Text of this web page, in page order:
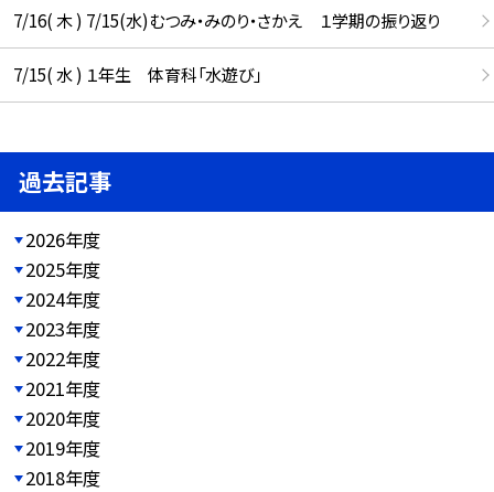
7/16( 木 ) 7/15(水)むつみ・みのり・さかえ １学期の振り返り
7/15( 水 ) １年生 体育科「水遊び」
過去記事
2026年度
2025年度
2024年度
2023年度
2022年度
2021年度
2020年度
2019年度
2018年度